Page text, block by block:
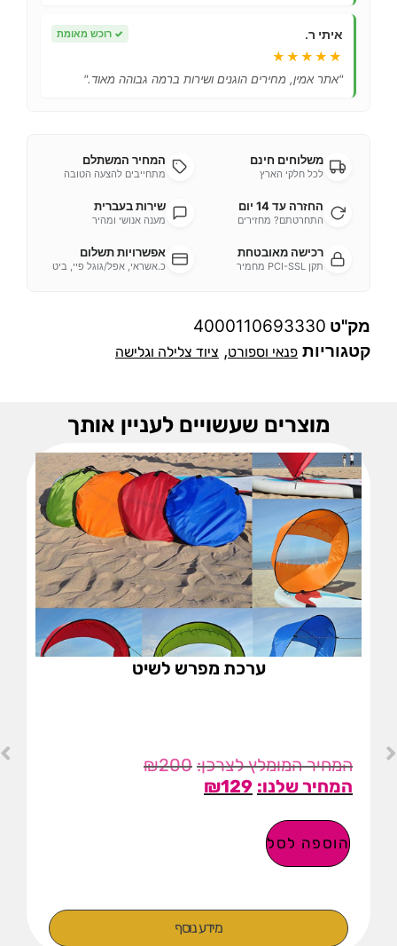
איתי ר. ✓ רוכש מאומת
★★★★★
"אתר אמין, מחירים הוגנים ושירות ברמה גבוהה מאוד."
משלוחים חינם
לכל חלקי הארץ
המחיר המשתלם
מתחייבים להצעה הטובה
החזרה עד 14 יום
התחרטתם? מחזירים
שירות בעברית
מענה אנושי ומהיר
רכישה מאובטחת
תקן PCI-SSL מחמיר
אפשרויות תשלום
כ.אשראי, אפל/גוגל פיי, ביט
מק"ט 4000110693330
קטגוריות פנאי וספורט, ציוד צלילה וגלישה
מוצרים שעשויים לעניין אותך
ערכת מפרש לשיט
₪200
₪129
הוספה לסל
מידע נוסף